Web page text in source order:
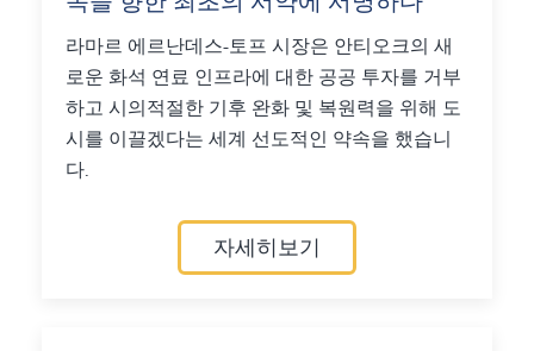
라마르 에르난데스-토프 시장은 안티오크의 새
로운 화석 연료 인프라에 대한 공공 투자를 거부
하고 시의적절한 기후 완화 및 복원력을 위해 도
시를 이끌겠다는 세계 선도적인 약속을 했습니
다.
자세히보기